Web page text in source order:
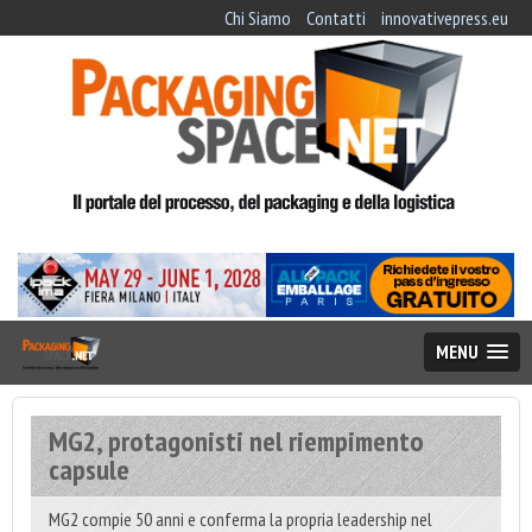
Chi Siamo Contatti innovativepress.eu
MENU
MG2, protagonisti nel riempimento
capsule
MG2 compie 50 anni e conferma la propria leadership nel